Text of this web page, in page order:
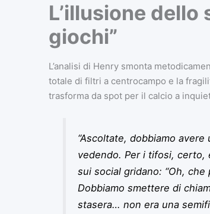
L’illusione
giochi”
L’analisi di Henry smonta
totale di filtri a centrocampo e la
trasforma da spot per il calcio a
“Ascoltate, dobbiamo
vedendo. Per i tifosi, certo,
sui social gridano: “Oh, che
Dobbiamo smettere di
stasera… non era una